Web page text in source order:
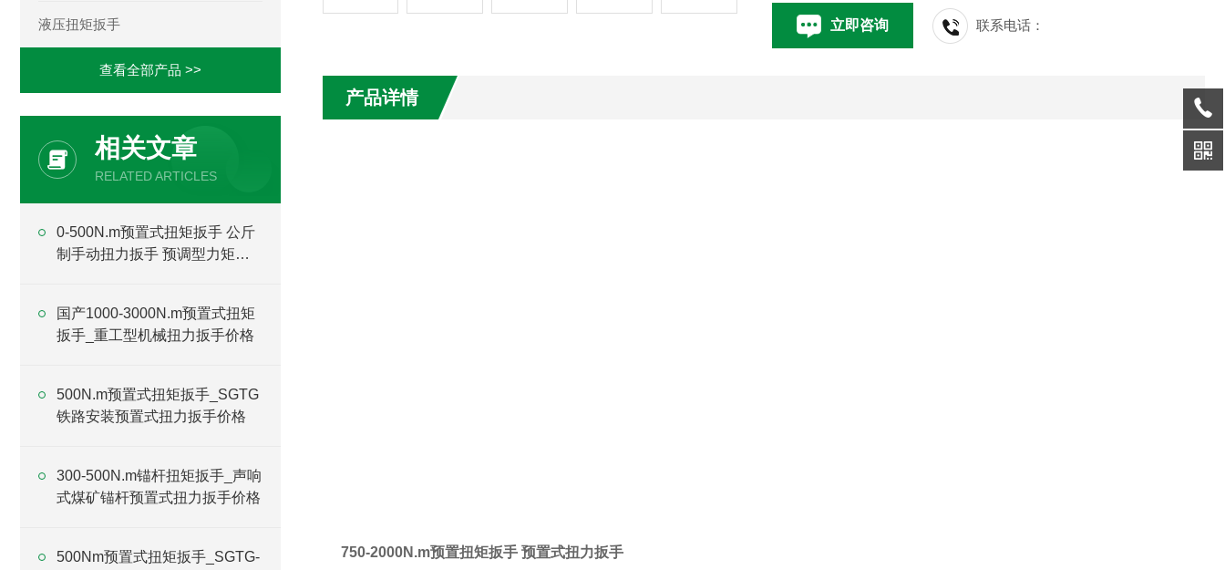
液压扭矩扳手
查看全部产品 >>
相关文章
RELATED ARTICLES
0-500N.m预置式扭矩扳手 公斤
制手动扭力扳手 预调型力矩扳
国产1000-3000N.m预置式扭矩
扳手_重工型机械扭力扳手价格
500N.m预置式扭矩扳手_SGTG
铁路安装预置式扭力扳手价格
300-500N.m锚杆扭矩扳手_声响
式煤矿锚杆预置式扭力扳手价格
500Nm预置式扭矩扳手_SGTG-
立即咨询 联系电话：
产品详情
750-2000N.m预置扭矩扳手 预置式扭力扳手